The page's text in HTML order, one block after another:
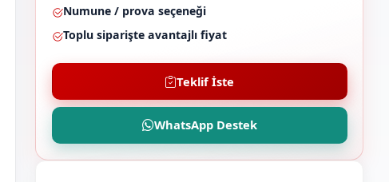
Numune / prova seçeneği
Toplu siparişte avantajlı fiyat
Teklif İste
WhatsApp Destek